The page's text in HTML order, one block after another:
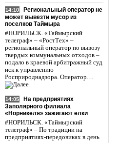
14:10
Региональный оператор не
может вывезти мусор из
поселков Таймыра
#НОРИЛЬСК. «Таймырский
телеграф» – «РостТех» –
региональный оператор по вывозу
твердых коммунальных отходов –
подало в краевой арбитражный суд
иск к управлению
Росприроднадзора. Оператор…
14:05
На предприятиях
Заполярного филиала
«Норникеля» зажигают елки
#НОРИЛЬСК. «Таймырский
телеграф» – По традиции на
предприятиях-передовиках в день